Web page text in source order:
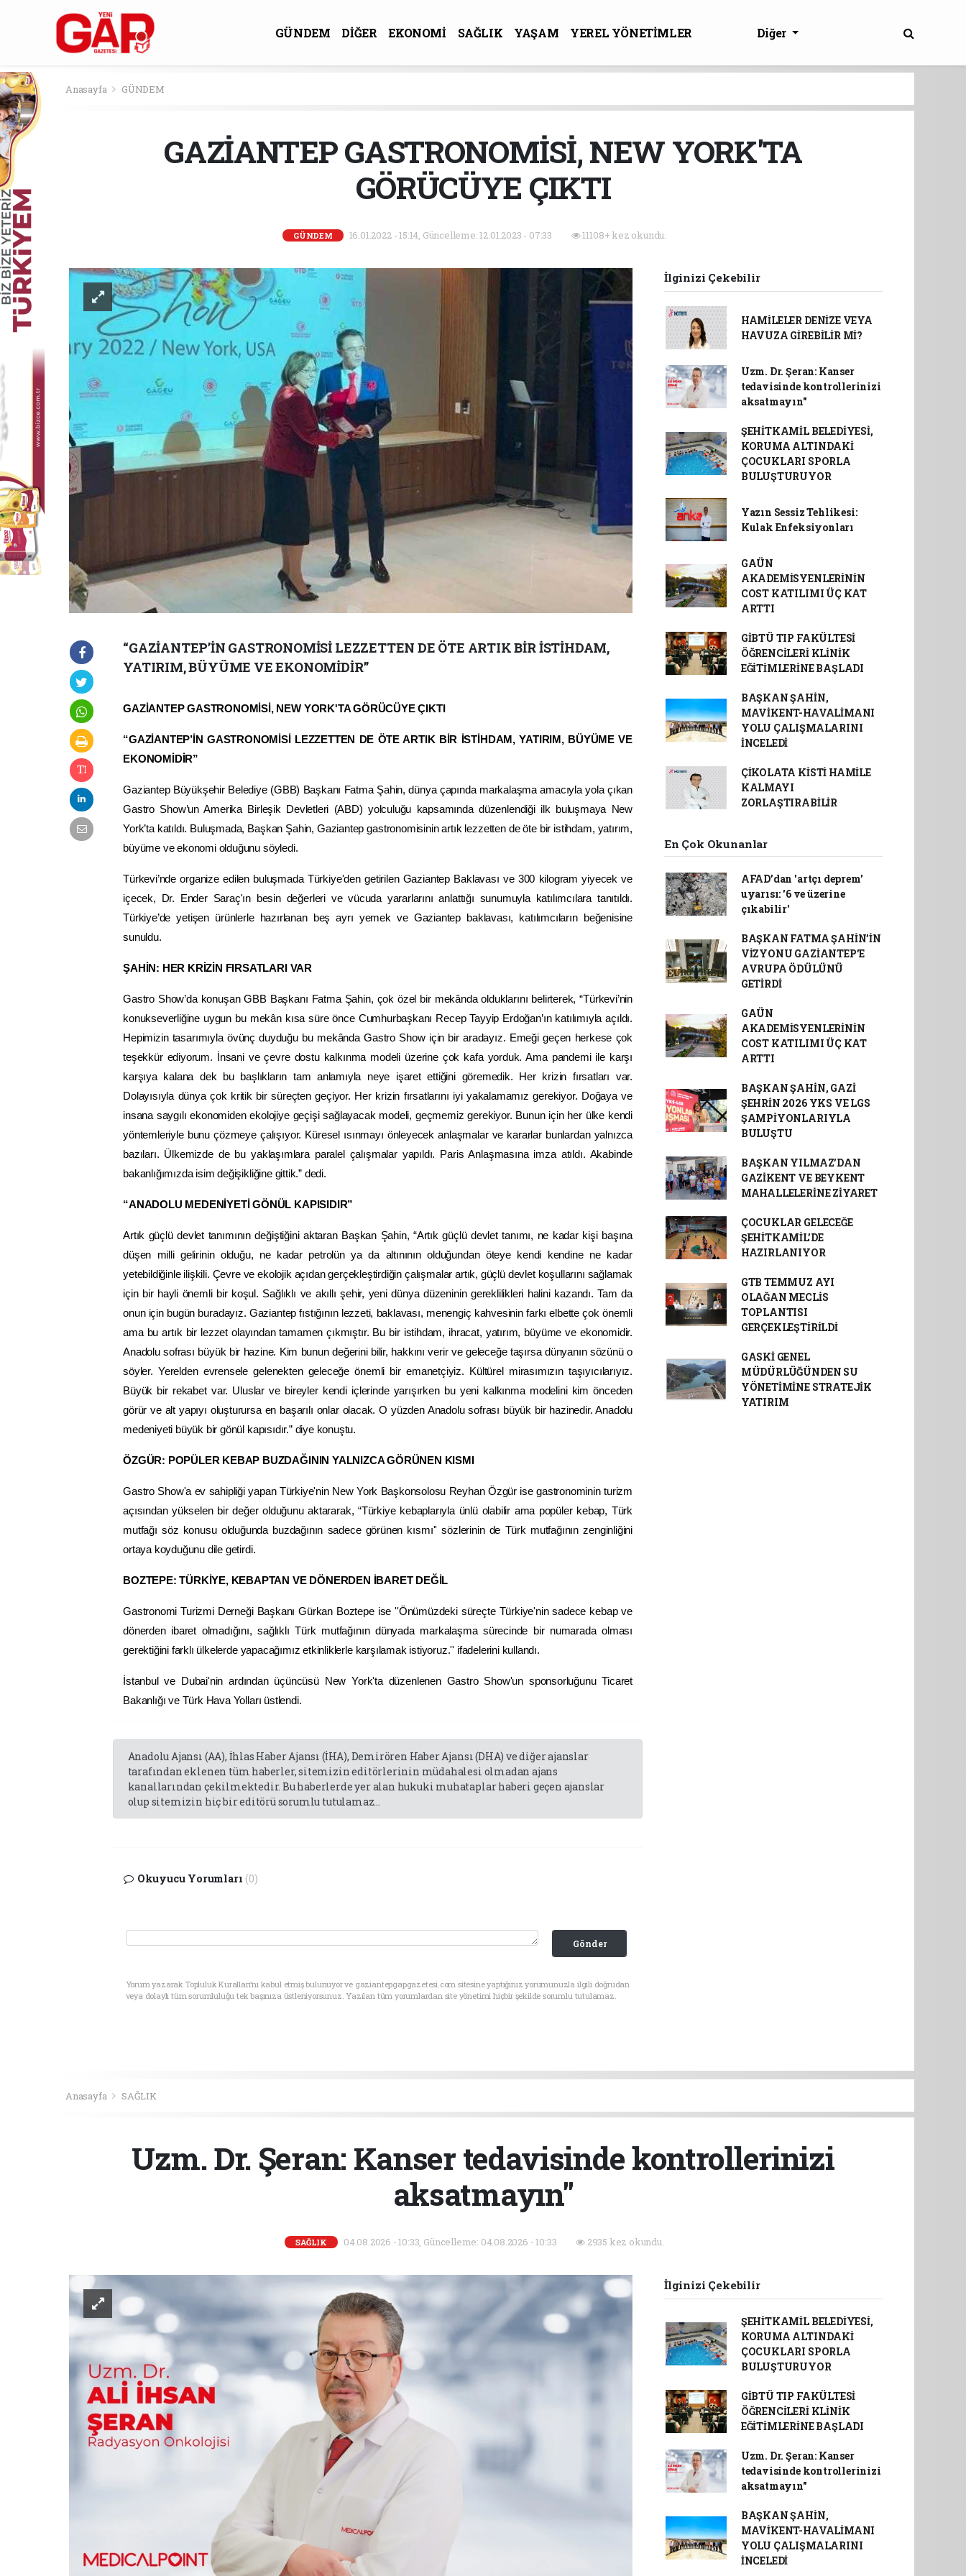
GÜNDEM DİĞER EKONOMİ SAĞLIK YAŞAM
YEREL YÖNETİMLER
Diğer
Anasayfa GÜNDEM
GAZİANTEP GASTRONOMİSİ, NEW YORK'TA
GÖRÜCÜYE ÇIKTI
GÜNDEM 16.01.2022 - 15:14, Güncelleme: 12.01.2023 - 07:33 11108+ kez okundu.
“GAZİANTEP’İN GASTRONOMİSİ LEZZETTEN DE ÖTE ARTIK BİR İSTİHDAM,
YATIRIM, BÜYÜME VE EKONOMİDİR”
GAZİANTEP GASTRONOMİSİ, NEW YORK'TA GÖRÜCÜYE ÇIKTI
“GAZİANTEP’İN GASTRONOMİSİ LEZZETTEN DE ÖTE ARTIK BİR İSTİHDAM, YATIRIM, BÜYÜME VE
EKONOMİDİR”
Gaziantep Büyükşehir Belediye (GBB) Başkanı Fatma Şahin, dünya çapında markalaşma amacıyla yola çıkan
Gastro Show’un Amerika Birleşik Devletleri (ABD) yolculuğu kapsamında düzenlendiği ilk buluşmaya New
York’ta katıldı. Buluşmada, Başkan Şahin, Gaziantep gastronomisinin artık lezzetten de öte bir istihdam, yatırım,
büyüme ve ekonomi olduğunu söyledi.
Türkevi’nde organize edilen buluşmada Türkiye'den getirilen Gaziantep Baklavası ve 300 kilogram yiyecek ve
içecek, Dr. Ender Saraç'ın besin değerleri ve vücuda yararlarını anlattığı sunumuyla katılımcılara tanıtıldı.
Türkiye’de yetişen ürünlerle hazırlanan beş ayrı yemek ve Gaziantep baklavası, katılımcıların beğenisine
sunuldu.
ŞAHİN: HER KRİZİN FIRSATLARI VAR
Gastro Show’da konuşan GBB Başkanı Fatma Şahin, çok özel bir mekânda olduklarını belirterek, “Türkevi’nin
konukseverliğine uygun bu mekân kısa süre önce Cumhurbaşkanı Recep Tayyip Erdoğan’ın katılımıyla açıldı.
Hepimizin tasarımıyla övünç duyduğu bu mekânda Gastro Show için bir aradayız. Emeği geçen herkese çok
teşekkür ediyorum. İnsani ve çevre dostu kalkınma modeli üzerine çok kafa yorduk. Ama pandemi ile karşı
karşıya kalana dek bu başlıkların tam anlamıyla neye işaret ettiğini göremedik. Her krizin fırsatları var.
Dolayısıyla dünya çok kritik bir süreçten geçiyor. Her krizin fırsatlarını iyi yakalamamız gerekiyor. Doğaya ve
insana saygılı ekonomiden ekolojiye geçişi sağlayacak modeli, geçmemiz gerekiyor. Bunun için her ülke kendi
yöntemleriyle bunu çözmeye çalışıyor. Küresel ısınmayı önleyecek anlaşmalar ve kararlar bunlardan yalnızca
bazıları. Ülkemizde de bu yaklaşımlara paralel çalışmalar yapıldı. Paris Anlaşmasına imza atıldı. Akabinde
bakanlığımızda isim değişikliğine gittik.” dedi.
“ANADOLU MEDENİYETİ GÖNÜL KAPISIDIR”
Artık güçlü devlet tanımının değiştiğini aktaran Başkan Şahin, “Artık güçlü devlet tanımı, ne kadar kişi başına
düşen milli gelirinin olduğu, ne kadar petrolün ya da altınının olduğundan öteye kendi kendine ne kadar
yetebildiğinle ilişkili. Çevre ve ekolojik açıdan gerçekleştirdiğin çalışmalar artık, güçlü devlet koşullarını sağlamak
için bir hayli önemli bir koşul. Sağlıklı ve akıllı şehir, yeni dünya düzeninin gereklilikleri halini kazandı. Tam da
onun için bugün buradayız. Gaziantep fıstığının lezzeti, baklavası, menengiç kahvesinin farkı elbette çok önemli
ama bu artık bir lezzet olayından tamamen çıkmıştır. Bu bir istihdam, ihracat, yatırım, büyüme ve ekonomidir.
Anadolu sofrası büyük bir hazine. Kim bunun değerini bilir, hakkını verir ve geleceğe taşırsa dünyanın sözünü o
söyler. Yerelden evrensele gelenekten geleceğe önemli bir emanetçiyiz. Kültürel mirasımızın taşıyıcılarıyız.
Büyük bir rekabet var. Uluslar ve bireyler kendi içlerinde yarışırken bu yeni kalkınma modelini kim önceden
görür ve alt yapıyı oluşturursa en başarılı onlar olacak. O yüzden Anadolu sofrası büyük bir hazinedir. Anadolu
medeniyeti büyük bir gönül kapısıdır.” diye konuştu.
ÖZGÜR: POPÜLER KEBAP BUZDAĞININ YALNIZCA GÖRÜNEN KISMI
Gastro Show'a ev sahipliği yapan Türkiye'nin New York Başkonsolosu Reyhan Özgür ise gastronominin turizm
açısından yükselen bir değer olduğunu aktararak, “Türkiye kebaplarıyla ünlü olabilir ama popüler kebap, Türk
mutfağı söz konusu olduğunda buzdağının sadece görünen kısmı'' sözlerinin de Türk mutfağının zenginliğini
ortaya koyduğunu dile getirdi.
BOZTEPE: TÜRKİYE, KEBAPTAN VE DÖNERDEN İBARET DEĞİL
Gastronomi Turizmi Derneği Başkanı Gürkan Boztepe ise ''Önümüzdeki süreçte Türkiye'nin sadece kebap ve
dönerden ibaret olmadığını, sağlıklı Türk mutfağının dünyada markalaşma sürecinde bir numarada olması
gerektiğini farklı ülkelerde yapacağımız etkinliklerle karşılamak istiyoruz.'' ifadelerini kullandı.
İstanbul ve Dubai'nin ardından üçüncüsü New York'ta düzenlenen Gastro Show'un sponsorluğunu Ticaret
Bakanlığı ve Türk Hava Yolları üstlendi.
Anadolu Ajansı (AA), İhlas Haber Ajansı (İHA), Demirören Haber Ajansı (DHA) ve diğer ajanslar
tarafından eklenen tüm haberler, sitemizin editörlerinin müdahalesi olmadan ajans
kanallarından çekilmektedir. Bu haberlerde yer alan hukuki muhataplar haberi geçen ajanslar
olup sitemizin hiç bir editörü sorumlu tutulamaz...
Okuyucu Yorumları (0)
Gönder
Yorum yazarak Topluluk Kuralları’nı kabul etmiş bulunuyor ve gaziantepgapgazetesi.com sitesine yaptığınız yorumunuzla ilgili doğrudan
veya dolaylı tüm sorumluluğu tek başınıza üstleniyorsunuz. Yazılan tüm yorumlardan site yönetimi hiçbir şekilde sorumlu tutulamaz.
İlginizi Çekebilir
HAMİLELER DENİZE VEYA
HAVUZA GİREBİLİR Mİ?
Uzm. Dr. Şeran: Kanser
tedavisinde kontrollerinizi
aksatmayın"
ŞEHİTKAMİL BELEDİYESİ,
KORUMA ALTINDAKİ
ÇOCUKLARI SPORLA
BULUŞTURUYOR
Yazın Sessiz Tehlikesi:
Kulak Enfeksiyonları
GAÜN
AKADEMİSYENLERİNİN
COST KATILIMI ÜÇ KAT
ARTTI
GİBTÜ TIP FAKÜLTESİ
ÖĞRENCİLERİ KLİNİK
EĞİTİMLERİNE BAŞLADI
BAŞKAN ŞAHİN,
MAVİKENT-HAVALİMANI
YOLU ÇALIŞMALARINI
İNCELEDİ
ÇİKOLATA KİSTİ HAMİLE
KALMAYI
ZORLAŞTIRABİLİR
En Çok Okunanlar
AFAD’dan 'artçı deprem'
uyarısı: '6 ve üzerine
çıkabilir'
BAŞKAN FATMA ŞAHİN’İN
VİZYONU GAZİANTEP’E
AVRUPA ÖDÜLÜNÜ
GETİRDİ
GAÜN
AKADEMİSYENLERİNİN
COST KATILIMI ÜÇ KAT
ARTTI
BAŞKAN ŞAHİN, GAZİ
ŞEHRİN 2026 YKS VE LGS
ŞAMPİYONLARIYLA
BULUŞTU
BAŞKAN YILMAZ’DAN
GAZİKENT VE BEYKENT
MAHALLELERİNE ZİYARET
ÇOCUKLAR GELECEĞE
ŞEHİTKAMİL’DE
HAZIRLANIYOR
GTB TEMMUZ AYI
OLAĞAN MECLİS
TOPLANTISI
GERÇEKLEŞTİRİLDİ
GASKİ GENEL
MÜDÜRLÜĞÜNDEN SU
YÖNETİMİNE STRATEJİK
YATIRIM
Anasayfa SAĞLIK
Uzm. Dr. Şeran: Kanser tedavisinde kontrollerinizi
aksatmayın"
SAĞLIK 04.08.2026 - 10:33, Güncelleme: 04.08.2026 - 10:33 2935 kez okundu.
İlginizi Çekebilir
ŞEHİTKAMİL BELEDİYESİ,
KORUMA ALTINDAKİ
ÇOCUKLARI SPORLA
BULUŞTURUYOR
GİBTÜ TIP FAKÜLTESİ
ÖĞRENCİLERİ KLİNİK
EĞİTİMLERİNE BAŞLADI
Uzm. Dr. Şeran: Kanser
tedavisinde kontrollerinizi
aksatmayın"
BAŞKAN ŞAHİN,
MAVİKENT-HAVALİMANI
YOLU ÇALIŞMALARINI
İNCELEDİ